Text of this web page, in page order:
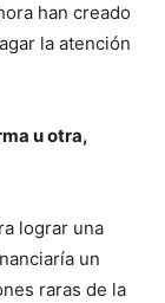
han creado
la atención
u otra,
lograr una
un
raras de la